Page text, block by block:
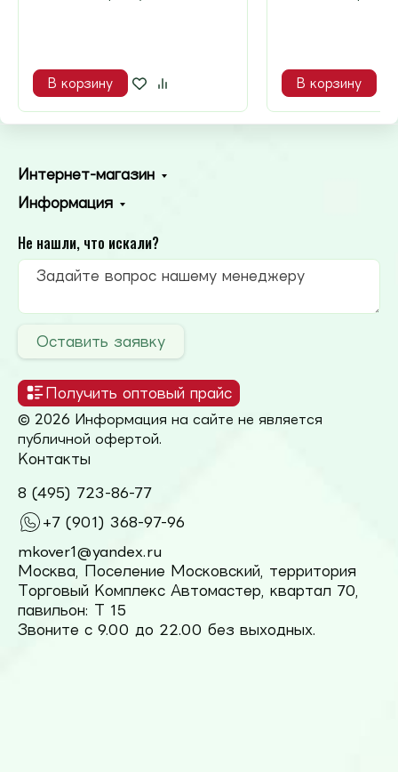
В корзину В корзину
Интернет-магазин
Информация
Не нашли, что искали?
Оставить заявку
Получить оптовый прайс
© 2026 Информация на сайте не является
публичной офертой.
Контакты
8 (495) 723-86-77
+7 (901) 368-97-96
mkover1@yandex.ru
Москва, Поселение Московский, территория
Торговый Комплекс Автомастер, квартал 70,
павильон: Т 15
Звоните с 9.00 до 22.00 без выходных.